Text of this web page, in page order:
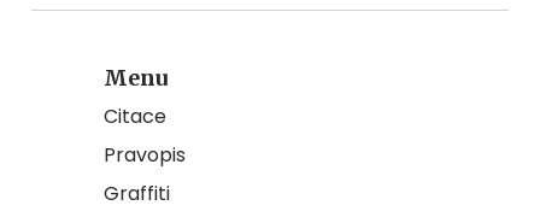
Menu
Citace
Pravopis
Graffiti